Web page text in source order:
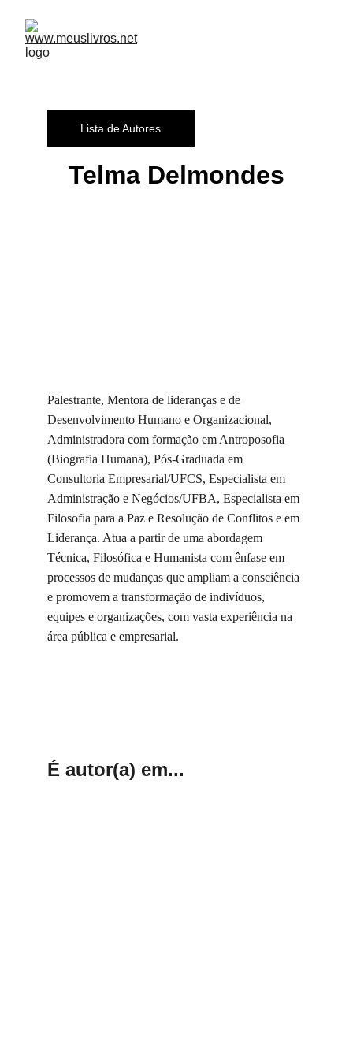
Lista de Autores
Telma Delmondes
Palestrante, Mentora de lideranças e de
Desenvolvimento Humano e Organizacional,
Administradora com formação em Antroposofia
(Biografia Humana), Pós-Graduada em
Consultoria Empresarial/UFCS, Especialista em
Administração e Negócios/UFBA, Especialista em
Filosofia para a Paz e Resolução de Conflitos e em
Liderança. Atua a partir de uma abordagem
Técnica, Filosófica e Humanista com ênfase em
processos de mudanças que ampliam a consciência
e promovem a transformação de indivíduos,
equipes e organizações, com vasta experiência na
área pública e empresarial.
É autor(a) em...